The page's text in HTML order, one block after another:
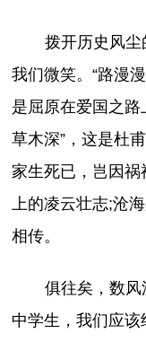
拨开历史风
我们微笑。“路漫
是屈原在爱国之路
草木深”，这是杜
家生死已，岂因祸
上的凌云壮志;沧
相传。
俱往矣，数
中学生，我们应